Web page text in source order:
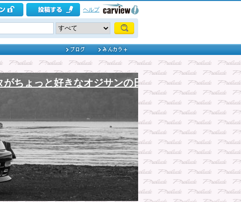
ヘルプ
ちょっと好きなオジサンの日記